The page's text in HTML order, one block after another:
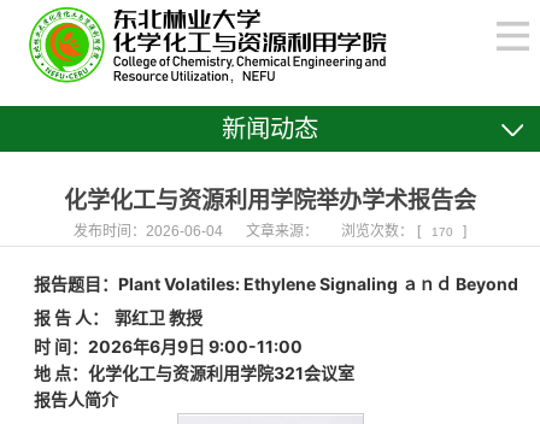
新闻动态
化学化工与资源利用学院举办学术报告会
发布时间：2026-06-04 文章来源： 浏览次数： [ 170 ]
报告题目： Plant Volatiles: Ethylene Signaling ａｎｄ Beyond
报 告 人：
郭红卫 教授
时 间：2026年6月9日 9:00-11:00
地 点：化学化工与资源利用学院321会议室
报告人简介